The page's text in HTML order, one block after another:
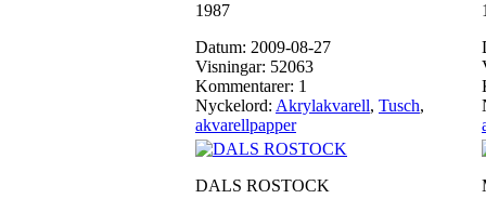
1987
Datum: 2009-08-27
Visningar: 52063
Kommentarer: 1
Nyckelord: Akrylakvarell, Tusch,
akvarellpapper
DALS ROSTOCK